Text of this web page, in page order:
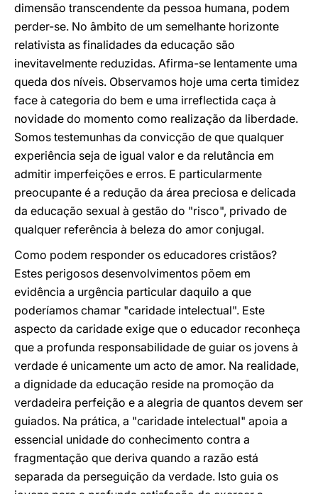
dimensão transcendente da pessoa humana, podem
perder-se. No âmbito de um semelhante horizonte
relativista as finalidades da educação são
inevitavelmente reduzidas. Afirma-se lentamente uma
queda dos níveis. Observamos hoje uma certa timidez
face à categoria do bem e uma irreflectida caça à
novidade do momento como realização da liberdade.
Somos testemunhas da convicção de que qualquer
experiência seja de igual valor e da relutância em
admitir imperfeições e erros. E particularmente
preocupante é a redução da área preciosa e delicada
da educação sexual à gestão do "risco", privado de
qualquer referência à beleza do amor conjugal.
Como podem responder os educadores cristãos?
Estes perigosos desenvolvimentos põem em
evidência a urgência particular daquilo a que
poderíamos chamar "caridade intelectual". Este
aspecto da caridade exige que o educador reconheça
que a profunda responsabilidade de guiar os jovens à
verdade é unicamente um acto de amor. Na realidade,
a dignidade da educação reside na promoção da
verdadeira perfeição e a alegria de quantos devem ser
guiados. Na prática, a "caridade intelectual" apoia a
essencial unidade do conhecimento contra a
fragmentação que deriva quando a razão está
separada da perseguição da verdade. Isto guia os